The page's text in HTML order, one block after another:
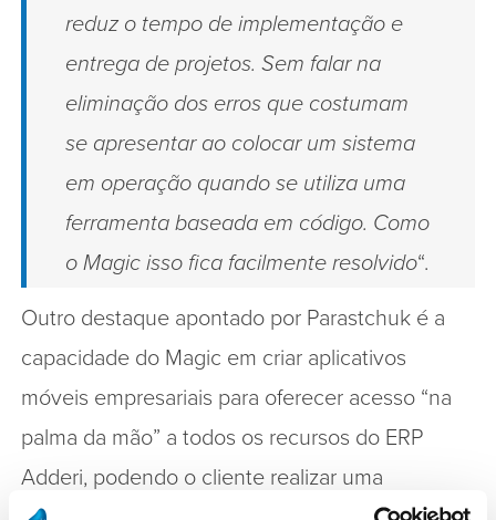
reduz o tempo de implementação e
entrega de projetos. Sem falar na
eliminação dos erros que costumam
se apresentar ao colocar um sistema
em operação quando se utiliza uma
ferramenta baseada em código. Como
o Magic isso fica facilmente resolvido“.
Outro destaque apontado por Parastchuk é a
capacidade do Magic em criar aplicativos
móveis empresariais para oferecer acesso “na
palma da mão” a todos os recursos do ERP
Adderi, podendo o cliente realizar uma